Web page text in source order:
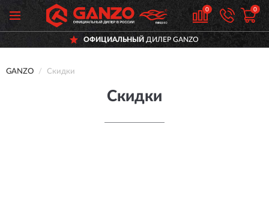
0 0
ОФИЦИАЛЬНЫЙ ДИЛЕР GANZO
GANZO Скидки
Скидки